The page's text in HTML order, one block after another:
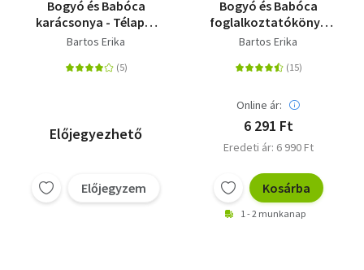
Bogyó és Babóca
karácsonya - Télapó,
Karácsony
Bartos Erika
Előjegyezhető
Előjegyzem
Bogyó és Babóca
foglalkoztatókönyv
12 új mesével
Bartos Erika
Online ár:
6 291 Ft
Eredeti ár: 6 990 Ft
Kosárba
1 - 2 munkanap